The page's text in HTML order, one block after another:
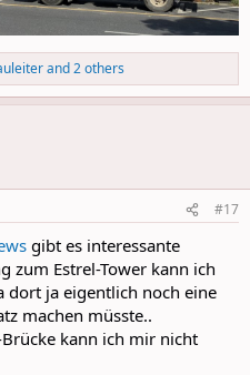
and 2 others
#17
gibt es interessante
zum Estrel-Tower kann ich
dort ja eigentlich noch eine
machen müsste..
kann ich mir nicht